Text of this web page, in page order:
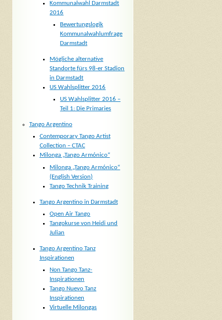
Kommunalwahl Darmstadt
2016
Bewertungslogik
Kommunalwahlumfrage
Darmstadt
Mögliche alternative
Standorte fürs 98-er Stadion
in Darmstadt
US Wahlsplitter 2016
US Wahlsplitter 2016 –
Teil 1: Die Primaries
Tango Argentino
Contemporary Tango Artist
Collection – CTAC
Milonga „Tango Armónico“
Milonga „Tango Armónico“
(English Version)
Tango Technik Training
Tango Argentino in Darmstadt
Open Air Tango
Tangokurse von Heidi und
Julian
Tango Argentino Tanz
Inspirationen
Non Tango Tanz-
Inspirationen
Tango Nuevo Tanz
Inspirationen
Virtuelle Milongas